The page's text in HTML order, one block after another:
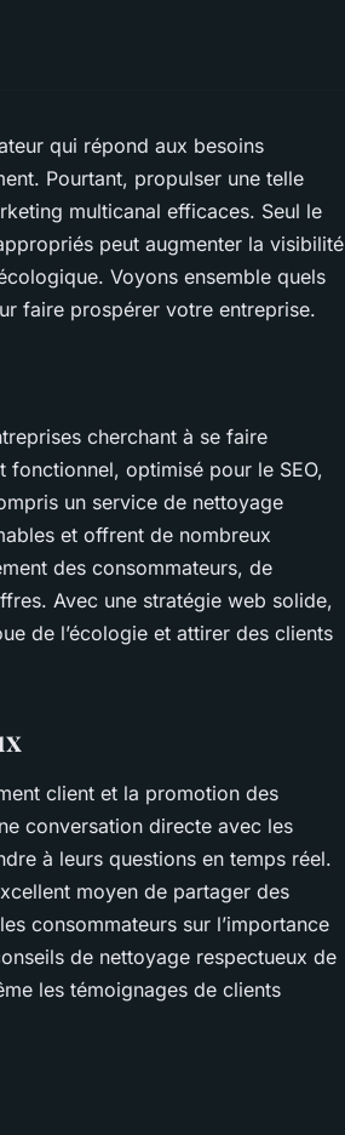
qui répond aux besoins
Pourtant, propulser une telle
multicanal efficaces. Seul le
peut augmenter la visibilité
Voyons ensemble quels
faire prospérer votre entreprise.
cherchant à se faire
optimisé pour le SEO,
un service de nettoyage
et offrent de nombreux
des consommateurs, de
Avec une stratégie web solide,
de l’écologie et attirer des clients
client et la promotion des
conversation directe avec les
à leurs questions en temps réel.
moyen de partager des
consommateurs sur l’importance
de nettoyage respectueux de
les témoignages de clients